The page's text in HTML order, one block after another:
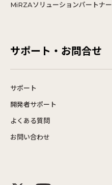
MiRZAソリューションパートナー
サポート・お問合せ
サポート
開発者サポート
よくある質問
お問い合わせ